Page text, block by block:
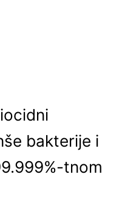
bakterije i
tnom